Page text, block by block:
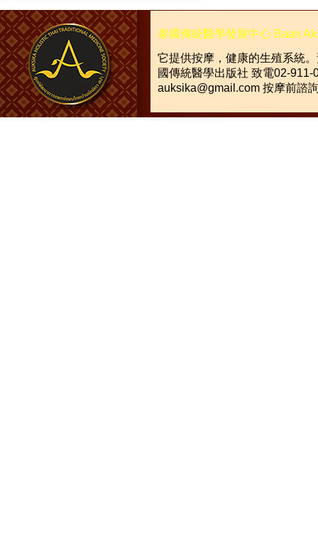
泰國傳統醫學發展中心 Baan
它提供按摩，健康的生殖系統。
國傳統醫學出版社 致電02-911-
auksika@gmail.com 按摩前諮